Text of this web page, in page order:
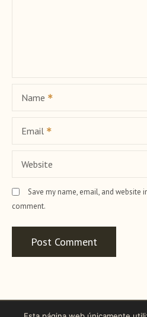
oName
Email
Website
Save my name, email, and website
comment.